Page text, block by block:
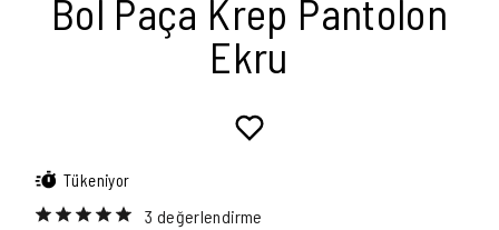
Bol Paça Krep Pantolon
Ekru
Tükeniyor
3 değerlendirme